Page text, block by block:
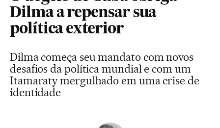
Dilma a repensar sua
política exterior
Dilma começa seu mandato com novos
desafios da política mundial e com um
Itamaraty mergulhado em uma crise de
identidade